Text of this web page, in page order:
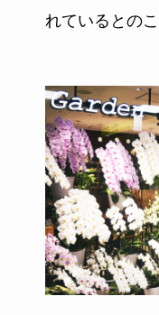
れているとのこ